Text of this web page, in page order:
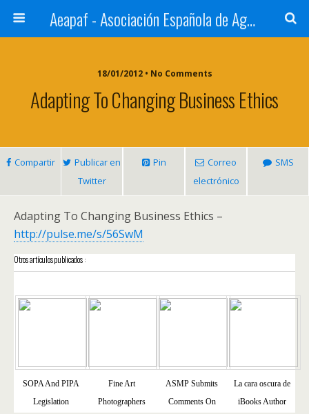
Aeapaf - Asociación Española de Agencias de Prensa y Archivos Fotográficos
18/01/2012 • No Comments
Adapting To Changing Business Ethics
Compartir
Publicar en
Twitter
Pin
Correo
electrónico
SMS
Adapting To Changing Business Ethics –
http://pulse.me/s/56SwM
Otros artículos publicados :
SOPA And PIPA
Legislation
Fine Art
Photographers
ASMP Submits
Comments On
La cara oscura de
iBooks Author